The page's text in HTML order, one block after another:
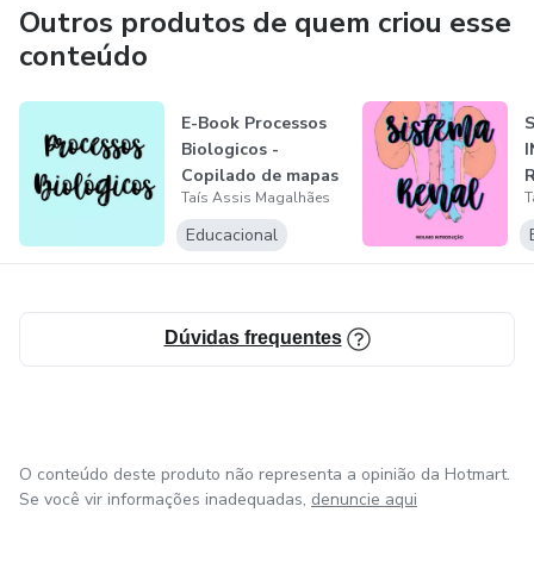
Conteúdo embasado pelos sites e livros de referencia no
assunto.
Outros produtos de quem criou esse
conteúdo
E-Book Processos
Biologicos -
Copilado de mapas
mentais e re...
Taís Assis Magalhães
Educacional
Dúvidas frequentes
O conteúdo deste produto não representa a opinião da Hotmart.
Se você vir informações inadequadas, denuncie aqui